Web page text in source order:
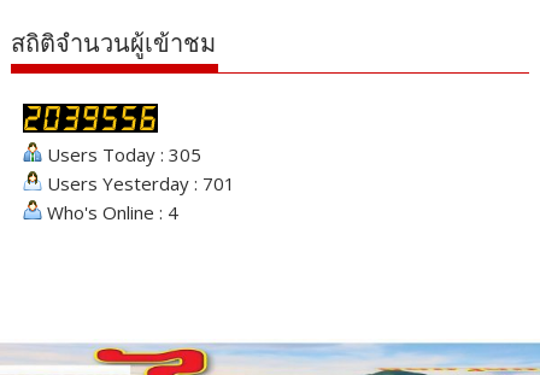
สถิติจำนวนผู้เข้าชม
Users Today : 305
Users Yesterday : 701
Who's Online : 4